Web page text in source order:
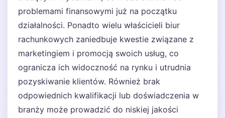
problemami finansowymi już na początku
działalności. Ponadto wielu właścicieli biur
rachunkowych zaniedbuje kwestie związane z
marketingiem i promocją swoich usług, co
ogranicza ich widoczność na rynku i utrudnia
pozyskiwanie klientów. Również brak
odpowiednich kwalifikacji lub doświadczenia w
branży może prowadzić do niskiej jakości